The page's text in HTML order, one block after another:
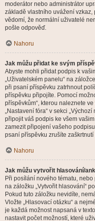
moderátor nebo administrátor
základě vlastního uvážení
vědomí, že normální uživatelé
pošle odpověď.
Nahoru
Jak můžu přidat ke svým
Abyste mohli přidat podpis k
„Uživatelském panelu“ na
při psaní příspěvku zatrhnout
příspěvku připojíte. Pomocí
příspěvkům“, kterou naleznete
„Nastavení fóra“ v sekci
připojit váš podpis ke všem
zamezit připojení vašeho
psaní příspěvku zrušíte zaškrtnutí
Nahoru
Jak můžu vytvořit hlasování/
Při posílání nového tématu,
na záložku „Vytvořit hlasování“
Pokud tuto záložku nevidíte,
Vložte „Hlasovací otázku“ a
je každá možnost napsaná v
nastavit počet možností, které